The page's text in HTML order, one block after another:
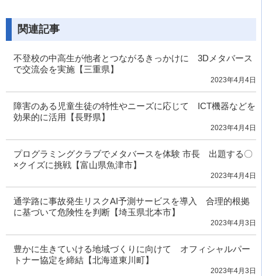
関連記事
不登校の中高生が他者とつながるきっかけに 3Dメタバース
で交流会を実施【三重県】
2023年4月4日
障害のある児童生徒の特性やニーズに応じて ICT機器などを
効果的に活用【長野県】
2023年4月4日
プログラミングクラブでメタバースを体験 市長 出題する〇
×クイズに挑戦【富山県魚津市】
2023年4月4日
通学路に事故発生リスクAI予測サービスを導入 合理的根拠
に基づいて危険性を判断【埼玉県北本市】
2023年4月3日
豊かに生きていける地域づくりに向けて オフィシャルパー
トナー協定を締結【北海道東川町】
2023年4月3日